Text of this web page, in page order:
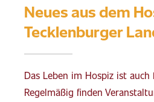
Neues aus dem
Tecklenburger
Das Leben im Hospiz ist
Regelmäßig finden